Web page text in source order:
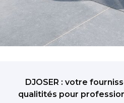
DJOSER : votre
qualitités pour